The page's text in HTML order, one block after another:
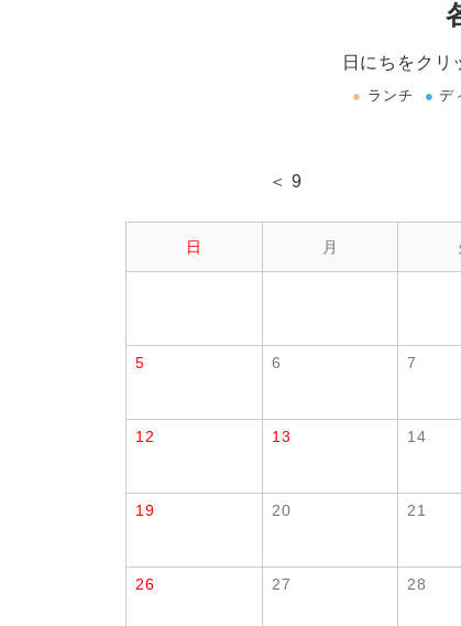
日にちをクリ
● ランチ ● デ
＜ 9
日 月
5 6 7
12 13 14
19 20 21
26 27 28